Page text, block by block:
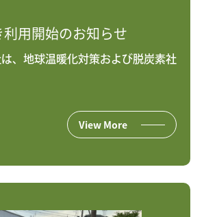
用開始のお知らせ
、地球温暖化対策および脱炭素社
View More